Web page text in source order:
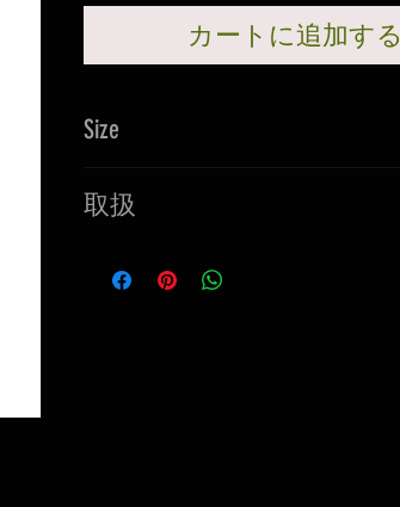
カートに追加する
Size
・DOG FOOT 65mm x 58mm
・FOR ALL WOKERS 60mm x 35mm
・KATANA 直径60mm
取扱
てます。